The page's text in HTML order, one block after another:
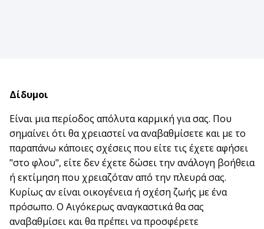
Δίδυμοι
Είναι μια περίοδος απόλυτα καρμική για σας. Που
σημαίνει ότι θα χρειαστεί να αναβαθμίσετε και με το
παραπάνω κάποιες σχέσεις που είτε τις έχετε αφήσει
"στο φλου", είτε δεν έχετε δώσει την ανάλογη βοήθεια
ή εκτίμηση που χρειαζόταν από την πλευρά σας.
Κυρίως αν είναι οικογένεια ή σχέση ζωής με ένα
πρόσωπο. Ο Αιγόκερως αναγκαστικά θα σας
αναβαθμίσει και θα πρέπει να προσφέρετε